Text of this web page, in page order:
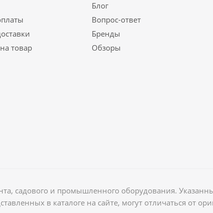
товар
Блог
Вопрос-ответ
Бренды
Обзоры
садового и промышленного оборудования.
в каталоге на сайте, могут отличаться от